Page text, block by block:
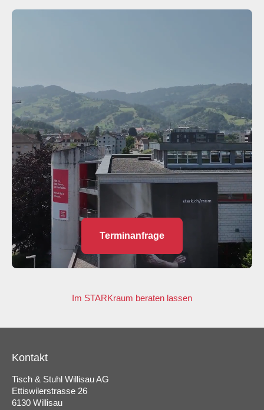
Terminanfrage
Im STARKraum beraten lassen
Kontakt
Tisch & Stuhl Willisau AG
Ettiswilerstrasse 26
6130 Willisau